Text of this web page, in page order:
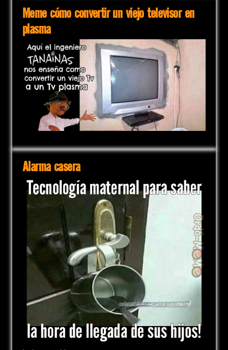
Meme cómo convertir un viejo televisor en
plasma
Alarma casera